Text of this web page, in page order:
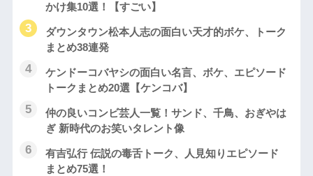
かけ集10選！【すごい】
ダウンタウン松本人志の面白い天才的ボケ、トーク
まとめ38連発
ケンドーコバヤシの面白い名言、ボケ、エピソード
トークまとめ20選【ケンコバ】
仲の良いコンビ芸人一覧！サンド、千鳥、おぎやは
ぎ 新時代のお笑いタレント像
有吉弘行 伝説の毒舌トーク、人見知りエピソード
まとめ75選！